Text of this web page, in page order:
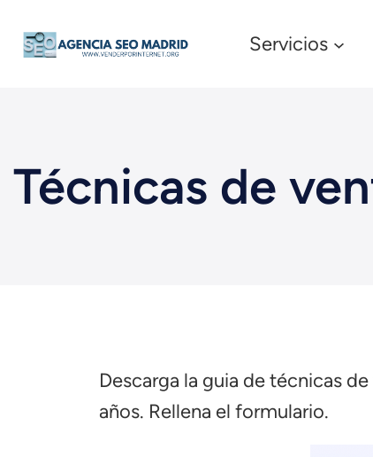
Servicios
Técnicas de
Descarga la guia de técnicas
años. Rellena el formulario.